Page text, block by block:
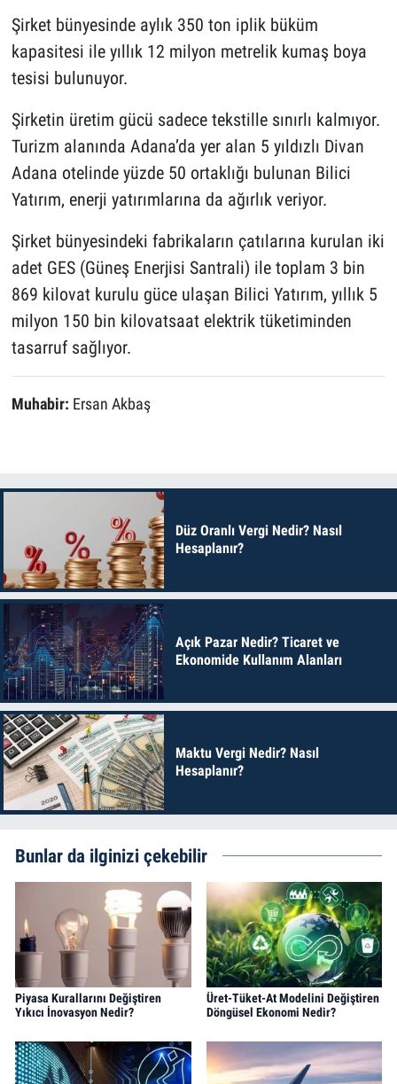
Şirket bünyesinde aylık 350 ton iplik büküm
kapasitesi ile yıllık 12 milyon metrelik kumaş boya
tesisi bulunuyor.
Şirketin üretim gücü sadece tekstille sınırlı kalmıyor.
Turizm alanında Adana’da yer alan 5 yıldızlı Divan
Adana otelinde yüzde 50 ortaklığı bulunan Bilici
Yatırım, enerji yatırımlarına da ağırlık veriyor.
Şirket bünyesindeki fabrikaların çatılarına kurulan iki
adet GES (Güneş Enerjisi Santrali) ile toplam 3 bin
869 kilovat kurulu güce ulaşan Bilici Yatırım, yıllık 5
milyon 150 bin kilovatsaat elektrik tüketiminden
tasarruf sağlıyor.
Muhabir: Ersan Akbaş
Düz Oranlı Vergi Nedir? Nasıl
Hesaplanır?
Açık Pazar Nedir? Ticaret ve
Ekonomide Kullanım Alanları
Maktu Vergi Nedir? Nasıl
Hesaplanır?
Bunlar da ilginizi çekebilir
Piyasa Kurallarını Değiştiren
Yıkıcı İnovasyon Nedir?
Üret-Tüket-At Modelini Değiştiren
Döngüsel Ekonomi Nedir?